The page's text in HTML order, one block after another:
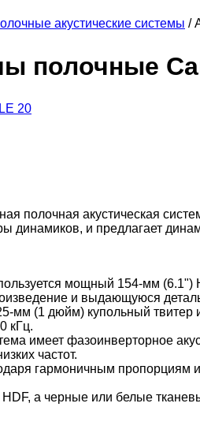
акустические системы /
полочные
полочная акустическая
динамиков, и предлагает
мощный 154-мм (6.1")
и выдающуюся
мм (1 дюйм) купольный твитер
кГц.
имеет фазоинверторное
частот.
гармоничным пропорциям
а черные или белые